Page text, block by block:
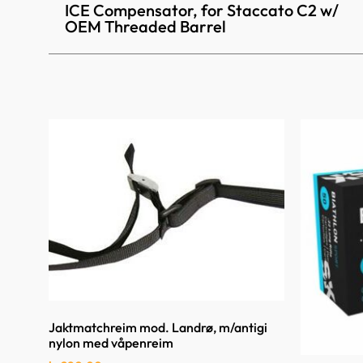
ICE Compensator, for Staccato C2 w/
OEM Threaded Barrel
Jaktmatchreim mod. Landrø, m/antigi
nylon med våpenreim